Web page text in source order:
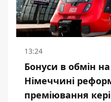
13:24
Бонуси в обмін
Німеччині
преміювання